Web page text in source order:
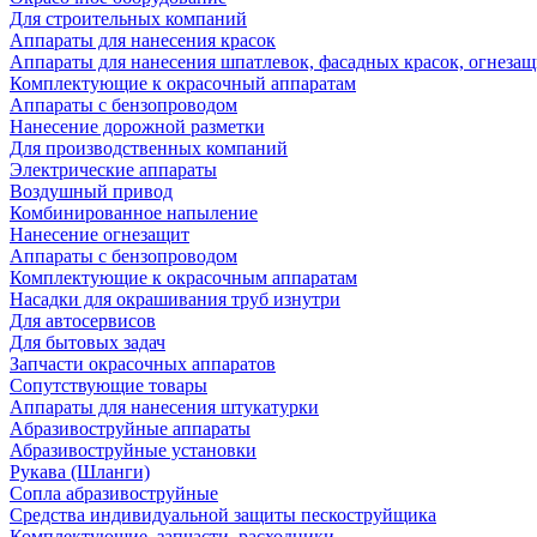
Для строительных компаний
Аппараты для нанесения красок
Аппараты для нанесения шпатлевок, фасадных красок,
Комплектующие к окрасочный аппаратам
Аппараты с бензопроводом
Нанесение дорожной разметки
Для производственных компаний
Электрические аппараты
Воздушный привод
Комбинированное напыление
Нанесение огнезащит
Аппараты с бензопроводом
Комплектующие к окрасочным аппаратам
Насадки для окрашивания труб изнутри
Для автосервисов
Для бытовых задач
Запчасти окрасочных аппаратов
Сопутствующие товары
Аппараты для нанесения штукатурки
Aбразивоструйные аппараты
Абразивоструйные установки
Рукава (Шланги)
Сопла абразивоструйные
Средства индивидуальной защиты пескоструйщика